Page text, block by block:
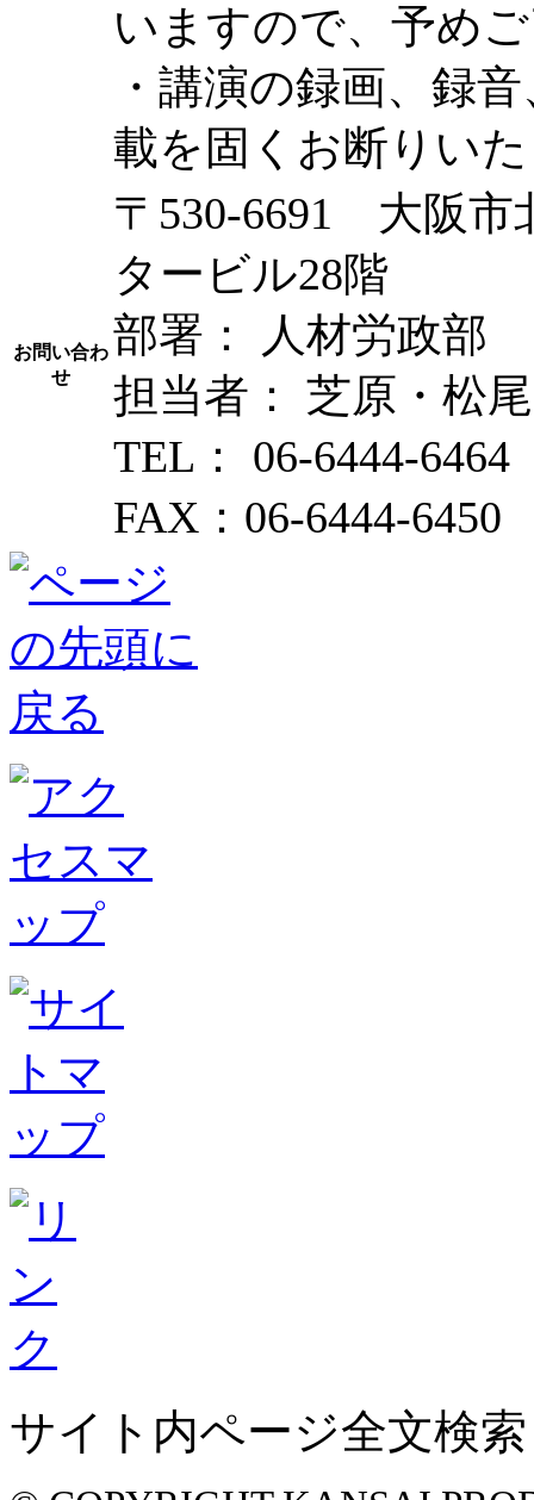
いますので、予め
・講演の録画、録
載を固くお断りい
お問い合わ
せ
〒530-6691 大阪
タービル28階
部署： 人材労政部
担当者： 芝原・松
TEL： 06-6444-6464
FAX：06-6444-6450
サイト内ページ全文検索